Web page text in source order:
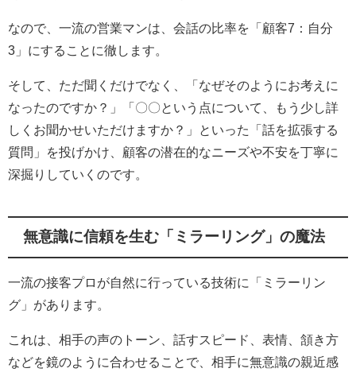
なので、一流の営業マンは、会話の比率を「顧客7：自分
3」にすることに徹します。
そして、ただ聞くだけでなく、「なぜそのようにお考えに
なったのですか？」「〇〇という点について、もう少し詳
しくお聞かせいただけますか？」といった「話を拡張する
質問」を投げかけ、顧客の潜在的なニーズや不安を丁寧に
深掘りしていくのです。
無意識に信頼を生む「ミラーリング」の魔法
一流の接客プロが自然に行っている技術に「ミラーリン
グ」があります。
これは、相手の声のトーン、話すスピード、表情、頷き方
などを鏡のように合わせることで、相手に無意識の親近感